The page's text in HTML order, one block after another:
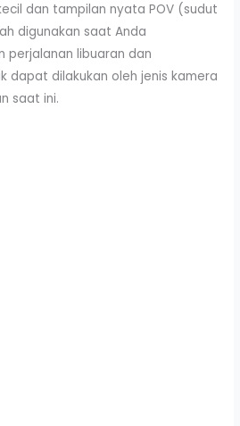
dan tampilan nyata POV (sudut
digunakan saat Anda
perjalanan libuaran dan
dapat dilakukan oleh jenis kamera
saat ini.